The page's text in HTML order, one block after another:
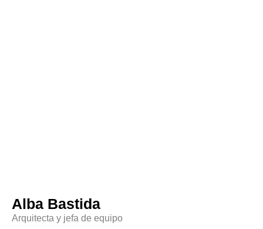
Alba Bastida
Arquitecta y jefa de equipo